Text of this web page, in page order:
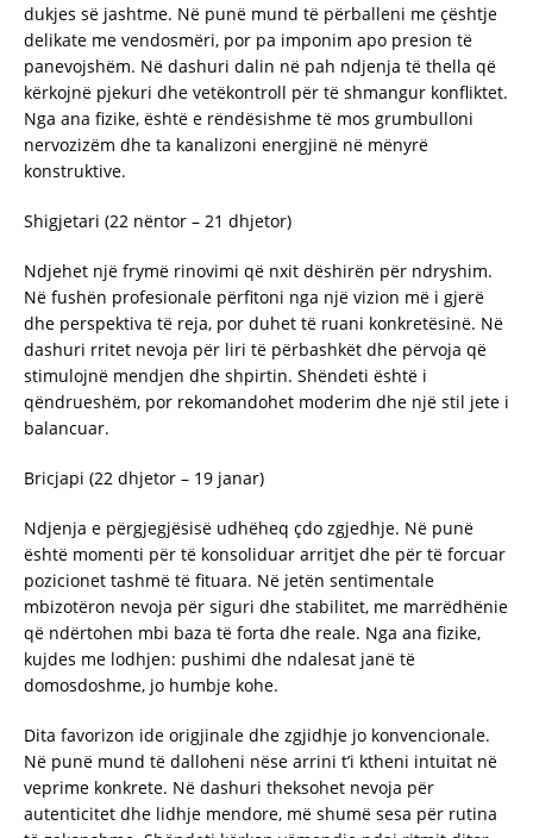
dukjes së jashtme. Në punë mund të përballeni me çështje
delikate me vendosmëri, por pa imponim apo presion të
panevojshëm. Në dashuri dalin në pah ndjenja të thella që
kërkojnë pjekuri dhe vetëkontroll për të shmangur konfliktet.
Nga ana fizike, është e rëndësishme të mos grumbulloni
nervozizëm dhe ta kanalizoni energjinë në mënyrë
konstruktive.
Shigjetari (22 nëntor – 21 dhjetor)
Ndjehet një frymë rinovimi që nxit dëshirën për ndryshim.
Në fushën profesionale përfitoni nga një vizion më i gjerë
dhe perspektiva të reja, por duhet të ruani konkretësinë. Në
dashuri rritet nevoja për liri të përbashkët dhe përvoja që
stimulojnë mendjen dhe shpirtin. Shëndeti është i
qëndrueshëm, por rekomandohet moderim dhe një stil jete i
balancuar.
Bricjapi (22 dhjetor – 19 janar)
Ndjenja e përgjegjësisë udhëheq çdo zgjedhje. Në punë
është momenti për të konsoliduar arritjet dhe për të forcuar
pozicionet tashmë të fituara. Në jetën sentimentale
mbizotëron nevoja për siguri dhe stabilitet, me marrëdhënie
që ndërtohen mbi baza të forta dhe reale. Nga ana fizike,
kujdes me lodhjen: pushimi dhe ndalesat janë të
domosdoshme, jo humbje kohe.
Dita favorizon ide origjinale dhe zgjidhje jo konvencionale.
Në punë mund të dalloheni nëse arrini t’i ktheni intuitat në
veprime konkrete. Në dashuri theksohet nevoja për
autenticitet dhe lidhje mendore, më shumë sesa për rutina